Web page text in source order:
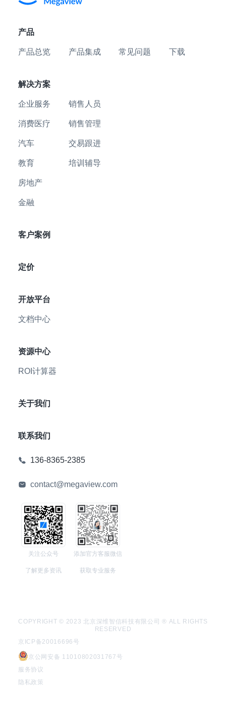
产品
产品总览 产品集成 常见问题 下载
解决方案
企业服务
消费医疗
汽车
教育
房地产
金融
销售人员
销售管理
交易跟进
培训辅导
客户案例
定价
开放平台
文档中心
资源中心
ROI计算器
关于我们
联系我们
136-8365-2385
contact@megaview.com
关注公众号
了解更多资讯
添加官方客服微信
获取专业服务
COPYRIGHT © 2023 北京深维智信科技有限公司 ® ALL RIGHTS
RESERVED
京ICP备20016696号
京公网安备 11010802031767号
服务协议
隐私政策